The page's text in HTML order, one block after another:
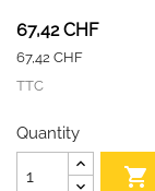
67,42 CHF
67,42 CHF
TTC
Quantity
